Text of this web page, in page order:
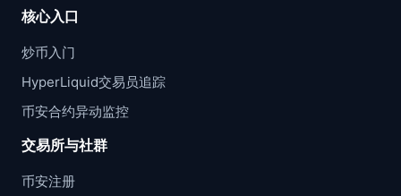
核心入口
炒币入门
HyperLiquid交易员追踪
币安合约异动监控
交易所与社群
币安注册